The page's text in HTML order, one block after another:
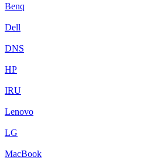
Benq
Dell
DNS
HP
IRU
Lenovo
LG
MacBook